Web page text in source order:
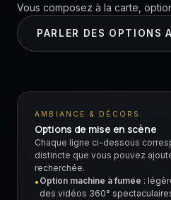
Vous composez à la carte,
PARLER DES OPTIONS
AMBIANCE & DÉCORS
Options de mise en scène
Chaque ligne ci-dessous
distincte que vous pouvez
recherchée.
• Option machine à fumée :
des vidéos 360°